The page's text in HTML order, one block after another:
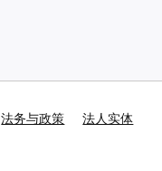
法务与政策 法人实体